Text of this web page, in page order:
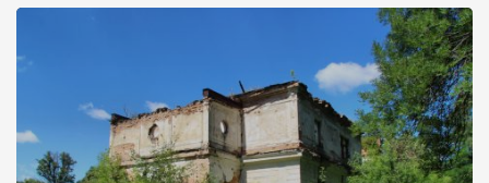
Наддністрянське відрізняється від більшості навколишніх
сіл. У селі є мурована Михайлівська церква. Точної дати […]